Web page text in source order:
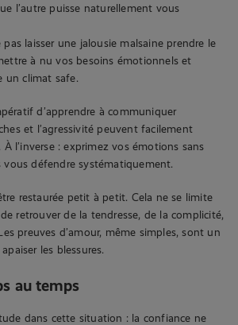
l’autre puisse naturellement vous
pas laisser une jalousie malsaine prendre le
à nu vos besoins émotionnels et
un climat safe.
d’apprendre à communiquer
et l’agressivité peuvent facilement
l’inverse : exprimez vos émotions sans
vous défendre systématiquement.
restaurée petit à petit. Cela ne se limite
retrouver de la tendresse, de la complicité,
preuves d’amour, même simples, sont un
les blessures.
au temps
dans cette situation : la confiance ne